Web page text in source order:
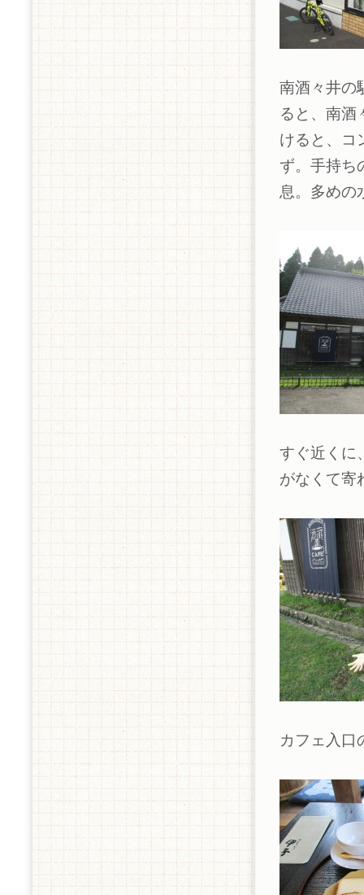
南酒々井の
ると、南酒
けると、コ
ず。手持ち
息。多めの
すぐ近くに
がなくて寄
カフェ入口